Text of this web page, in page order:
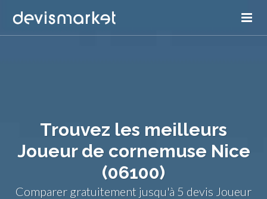
Trouvez les meilleurs
Joueur de cornemuse Nice
(06100)
Comparer gratuitement jusqu'à 5 devis Joueur